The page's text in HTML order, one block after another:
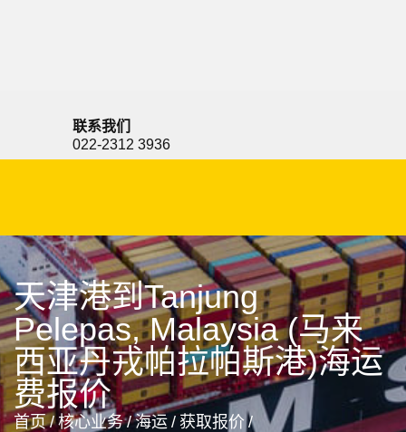
联系我们
022-2312 3936
天津港到Tanjung
Pelepas, Malaysia (马来
西亚丹戎帕拉帕斯港)海运
费报价
首页 / 核心业务 / 海运 / 获取报价 /